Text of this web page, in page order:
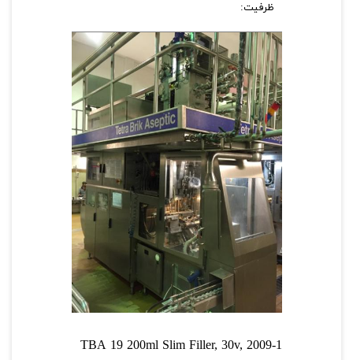
ظرفیت:
1-TBA 19 200ml Slim Filler, 30v, 2009